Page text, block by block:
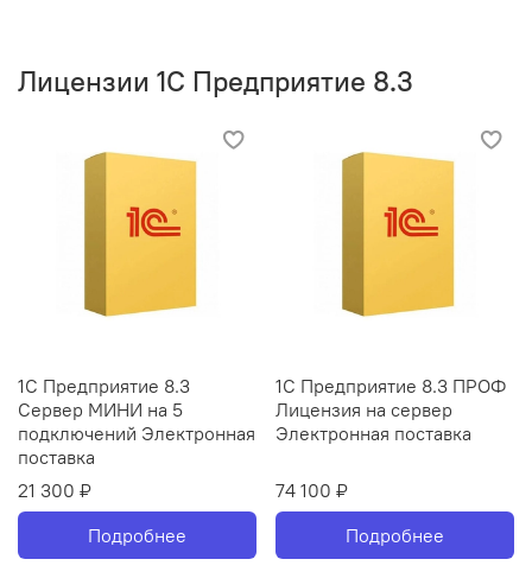
Лицензии 1С Предприятие 8.3
1С Предприятие 8.3
Сервер МИНИ на 5
подключений Электронная
поставка
21 300 ₽
Подробнее
1С Предприятие 8.3 ПРОФ
Лицензия на сервер
Электронная поставка
74 100 ₽
Подробнее